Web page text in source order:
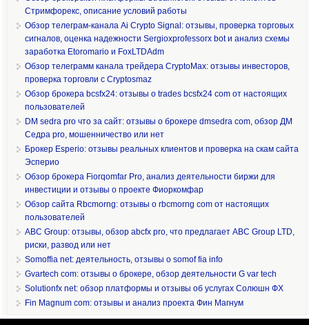
Стримфорекс, описание условий работы
Обзор телеграм-канала Ai Crypto Signal: отзывы, проверка торговых
сигналов, оценка надежности Sergioxprofessorx bot и анализ схемы
заработка Etoromario и FoxLTDAdm
Обзор телеграмм канала трейдера CryptoMax: отзывы инвесторов,
проверка торговли с Cryptosmaz
Обзор брокера bcsfx24: отзывы о trades bcsfx24 com от настоящих
пользователей
DM sedra pro что за сайт: отзывы о брокере dmsedra com, обзор ДМ
Седра pro, мошенничество или нет
Брокер Esperio: отзывы реальных клиентов и проверка на скам сайта
Эсперио
Обзор брокера Fiorqomfar Pro, анализ деятельности биржи для
инвестиции и отзывы о проекте Фиоркомфар
Обзор сайта Rbcmorng: отзывы о rbcmorng com от настоящих
пользователей
ABC Group: отзывы, обзор abcfx pro, что предлагает ABC Group LTD,
риски, развод или нет
Somoffia net: деятельность, отзывы о somof fia info
Gvartech com: отзывы о брокере, обзор деятельности G var tech
Solutionfx net: обзор платформы и отзывы об услугах Солюшн ФХ
Fin Magnum com: отзывы и анализ проекта Фин Магнум